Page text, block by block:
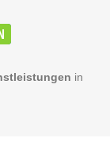
in